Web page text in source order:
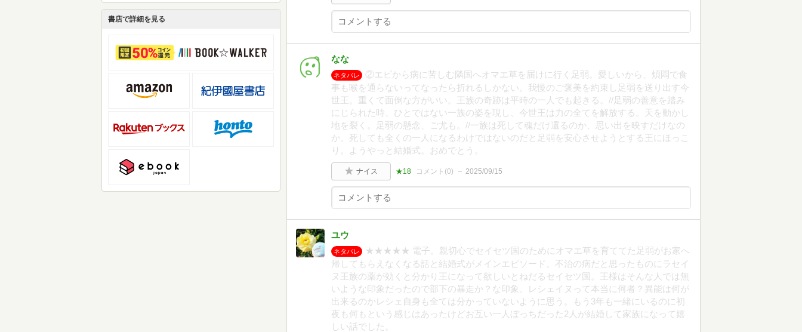
書店で詳細を見る
なな
ネタバレ
②エピから病に苦しむ隣国へオマエ草を届けに行く足弱。愛しいから、煩悶で食
事も喉を通らないってなったら折れるしかない。我慢のご褒美を約束し足弱を送り出す今
世王。重くて面倒な方がいい。王族の奇跡は平時の一人でも起きる。//足弱の善意を踏み
にじられた時、ひとではない一族の姿を現し、今世王は力の全てを解放する。天を動かし
地を裂く。足弱の懸念、ご尤も。//一族は死して魂だけ還るのか、思い出を映すだけなの
か。死しても全くの一人になるわけではないのだと足弱を安心させようとする王にほっこ
り。ようやっと結婚式。おめでとう。
ナイス ★18 コメント(0) 2025/09/15
ユウ
ネタバレ
★★★★★ 電子。親切心でセイセツ国のためにオマエ草を育ててた足弱がお家へ
帰してもらえなくなる話と結婚式がメインエピソード。不治の病だと思ったものにラセイ
ヌ王族の薬が効くと分かり王になって欲しいとねだるセイセツ国。王様はそんな人では無
いような印象だったので部下の暴走か？な印象。レシェイヌって本当に何者？異能は何が
出来るのかレシェ自身も全ては分かっていないように思う。もう3年も一緒にいるのに初
夜も何もという感じはあったけどお互い一人ぼっちだった2人が結婚して家族になって嬉
しい話でした。